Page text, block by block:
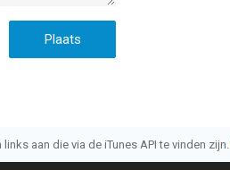
aan die via de iTunes API te vinden zijn.